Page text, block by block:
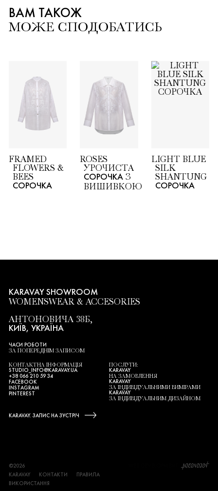
ВАМ ТАКОЖ
МОЖЕ СПОДОБАТИСЬ
FRAMED
FLOWERS &
BEES
СОРОЧКА
ROSES
УРОЧИСТА
СОРОЧКА З
ВИШИВКОЮ
LIGHT BLUE
SILK
SHANTUNG
СОРОЧКА
KARAVAY SHOWROOM
WOMENSWEAR & ACCESORIES
АНТОНОВИЧА 38Б,
КИЇВ, УКРАЇНА
ЧАСИ РОБОТИ
ЗА ПОПЕРЕДНІМ ЗАПИСОМ
КОНТАКТНА ІНФОРМАЦІЯ
STUDIO_INFO@KARAVAY.UA
+38 066 210 59 34
FACEBOOK
INSTAGRAM
PINTEREST
ПОСЛУГИ:
KARAVAY
НА ЗАМОВЛЕННЯ
KARAVAY
ЗА ІНДИВІДУАЛЬНИМИ ВИМІРАМИ
KARAVAY
ЗА ІНДИВІДУАЛЬНИМ ДИЗАЙНОМ
KARAVAY. ЗАПИС НА ЗУСТРІЧ
©2026
KARAVAY
КОНТАКТИ
ПРАВИЛА
ВИКОРИСТАННЯ